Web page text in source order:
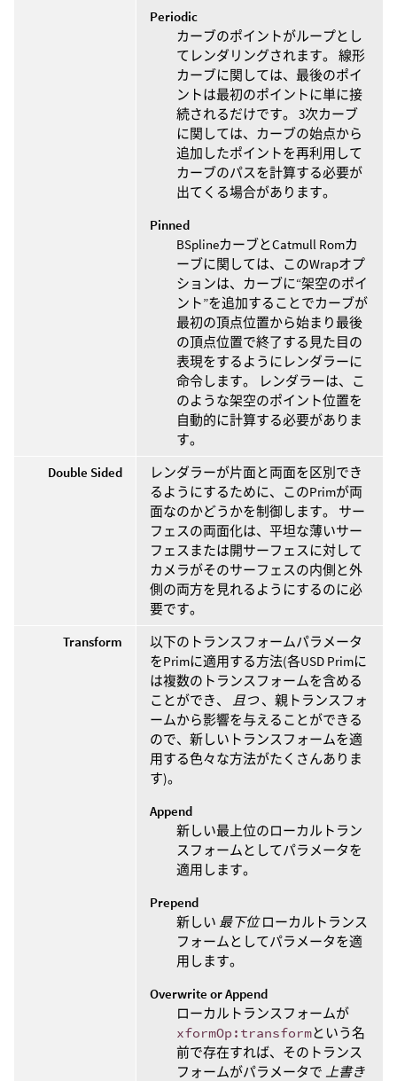
Periodic
カーブのポイントがループとし
てレンダリングされます。 線形
カーブに関しては、最後のポイ
ントは最初のポイントに単に接
続されるだけです。 3次カーブ
に関しては、カーブの始点から
追加したポイントを再利用して
カーブのパスを計算する必要が
出てくる場合があります。
Pinned
BSplineカーブとCatmull Romカ
ーブに関しては、このWrapオプ
ションは、カーブに“架空のポイ
ント”を追加することでカーブが
最初の頂点位置から始まり最後
の頂点位置で終了する見た目の
表現をするようにレンダラーに
命令します。 レンダラーは、こ
のような架空のポイント位置を
自動的に計算する必要がありま
す。
Double Sided
レンダラーが片面と両面を区別でき
るようにするために、このPrimが両
面なのかどうかを制御します。 サー
フェスの両面化は、平坦な薄いサー
フェスまたは開サーフェスに対して
カメラがそのサーフェスの内側と外
側の両方を見れるようにするのに必
要です。
Transform
以下のトランスフォームパラメータ
をPrimに適用する方法(各USD Primに
は複数のトランスフォームを含める
ことができ、
且つ 、親トランスフォ
ームから影響を与えることができる
ので、新しいトランスフォームを適
用する色々な方法がたくさんありま
す)。
Append
新しい最上位のローカルトラン
スフォームとしてパラメータを
適用します。
Prepend
新しい 最下位ローカルトランス
フォームとしてパラメータを適
用します。
Overwrite or Append
ローカルトランスフォームが
xformOp:transformという名
前で存在すれば、そのトランス
フォームがパラメータで 上書き